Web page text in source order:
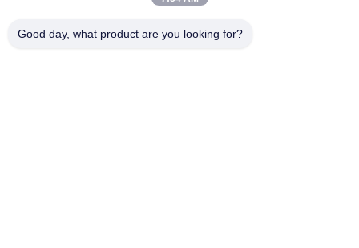
Kuas Rias Rambut Kambing Sheer Sangat Lembut Dengan
Good day, what product are you looking for?